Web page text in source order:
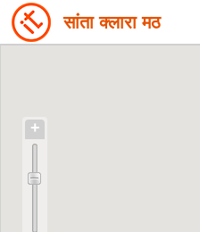
सांता क्लारा मठ
+